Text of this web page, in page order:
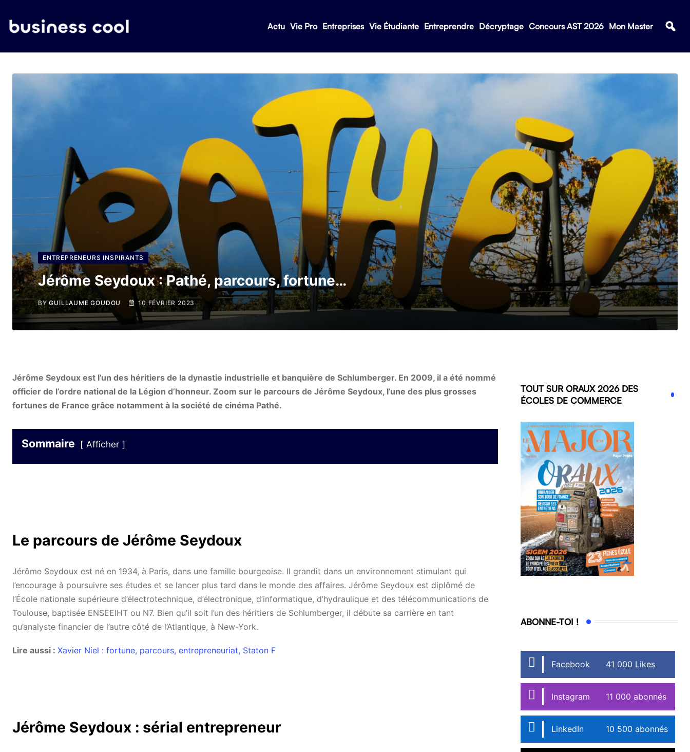
Actu Vie Pro Entreprises Vie Étudiante Entreprendre Décryptage Concours AST 2026 Mon Master
ENTREPRENEURS INSPIRANTS
Jérôme Seydoux : Pathé, parcours, fortune…
BYGUILLAUME GOUDOU 10 FÉVRIER 2023
Jérôme Seydoux est l’un des héritiers de la dynastie industrielle et banquière de Schlumberger. En 2009, il a été nommé
officier de l’ordre national de la Légion d’honneur. Zoom sur le parcours de Jérôme Seydoux, l’une des plus grosses
fortunes de France grâce notamment à la société de cinéma Pathé.
Sommaire Afficher
Le parcours de Jérôme Seydoux
Jérôme Seydoux est né en 1934, à Paris, dans une famille bourgeoise. Il grandit dans un environnement stimulant qui
l’encourage à poursuivre ses études et se lancer plus tard dans le monde des affaires. Jérôme Seydoux est diplômé de
l’École nationale supérieure d’électrotechnique, d’électronique, d’informatique, d’hydraulique et des télécommunications de
Toulouse, baptisée ENSEEIHT ou N7. Bien qu’il soit l’un des héritiers de Schlumberger, il débute sa carrière en tant
qu’analyste financier de l’autre côté de l’Atlantique, à New-York.
Lire aussi : Xavier Niel : fortune, parcours, entrepreneuriat, Staton F
Jérôme Seydoux : sérial entrepreneur
TOUT SUR ORAUX 2026 DES
ÉCOLES DE COMMERCE
ABONNE-TOI !
Facebook 41 000 Likes
Instagram 11 000 abonnés
LinkedIn 10 500 abonnés